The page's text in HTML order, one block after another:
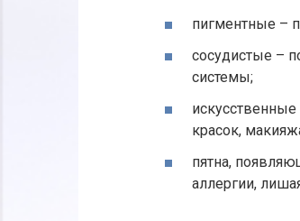
пигментные –
сосудистые –
системы;
красок,
пятна,
аллергии,